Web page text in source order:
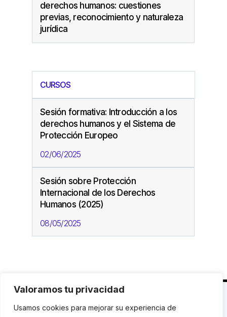
Valoramos tu privacidad
Usamos cookies para mejorar su experiencia de
derechos humanos: cuestiones
previas, reconocimiento y naturaleza
jurídica
CURSOS
Sesión formativa: Introducción a los
derechos humanos y el Sistema de
Protección Europeo
02/06/2025
Sesión sobre Protección
Internacional de los Derechos
Humanos (2025)
08/05/2025
C. Avinyó 44, 2n | 08002 Barcelona |T.: +34 93